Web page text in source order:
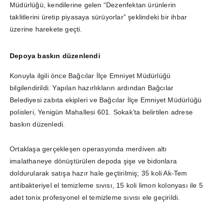
Müdürlüğü, kendilerine gelen “Dezenfektan ürünlerin
taklitlerini üretip piyasaya sürüyorlar” şeklindeki bir ihbar
üzerine harekete geçti.
Depoya baskın düzenlendi
Konuyla ilgili önce Bağcılar İlçe Emniyet Müdürlüğü
bilgilendirildi. Yapılan hazırlıkların ardından Bağcılar
Belediyesi zabıta ekipleri ve Bağcılar İlçe Emniyet Müdürlüğü
polisleri, Yenigün Mahallesi 601. Sokak’ta belirtilen adrese
baskın düzenledi.
Ortaklaşa gerçekleşen operasyonda merdiven altı
imalathaneye dönüştürülen depoda şişe ve bidonlara
doldurularak satışa hazır hale geçtirilmiş; 35 koli Ak-Tem
antibakteriyel el temizleme sıvısı, 15 koli limon kolonyası ile 5
adet tonix profesyonel el temizleme sıvısı ele geçirildi.